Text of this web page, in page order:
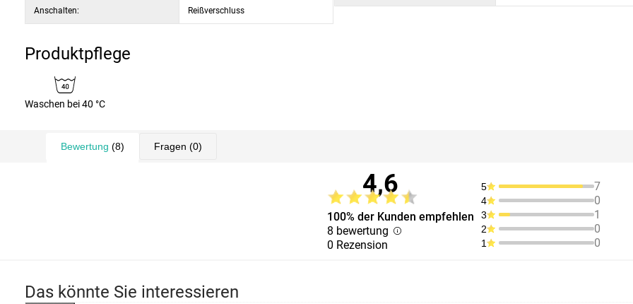
Anschalten: Reißverschluss
Produktpflege
Waschen bei 40 °C
Bewertung (8) Fragen (0)
4,6
100% der Kunden empfehlen
8 bewertung
0 Rezension
5 7
4 0
3 1
2 0
1 0
Das könnte Sie interessieren